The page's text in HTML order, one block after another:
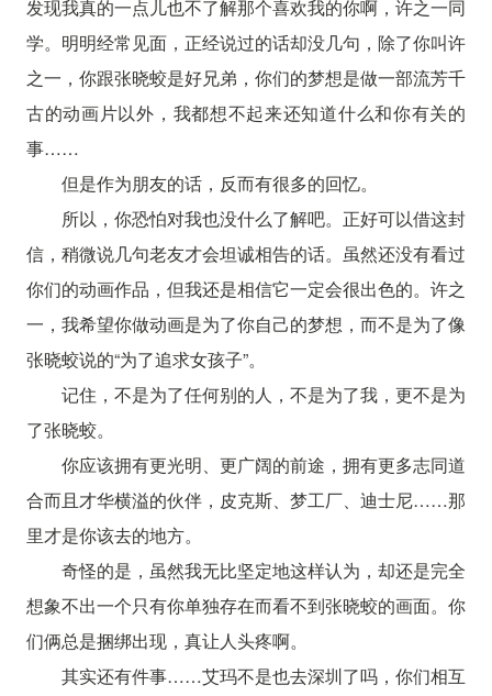
发现我真的一点儿也不了解那个喜欢我的你啊，许之一同
学。明明经常见面，正经说过的话却没几句，除了你叫许
之一，你跟张晓蛟是好兄弟，你们的梦想是做一部流芳千
古的动画片以外，我都想不起来还知道什么和你有关的
事……
但是作为朋友的话，反而有很多的回忆。
所以，你恐怕对我也没什么了解吧。正好可以借这封
信，稍微说几句老友才会坦诚相告的话。虽然还没有看过
你们的动画作品，但我还是相信它一定会很出色的。许之
一，我希望你做动画是为了你自己的梦想，而不是为了像
张晓蛟说的“为了追求女孩子”。
记住，不是为了任何别的人，不是为了我，更不是为
了张晓蛟。
你应该拥有更光明、更广阔的前途，拥有更多志同道
合而且才华横溢的伙伴，皮克斯、梦工厂、迪士尼……那
里才是你该去的地方。
奇怪的是，虽然我无比坚定地这样认为，却还是完全
想象不出一个只有你单独存在而看不到张晓蛟的画面。你
们俩总是捆绑出现，真让人头疼啊。
其实还有件事……艾玛不是也去深圳了吗，你们相互